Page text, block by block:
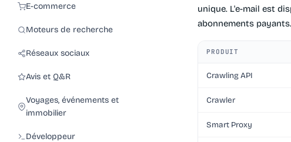
E-commerce
Moteurs de recherche
Réseaux sociaux
Avis et Q&R
Voyages, événements et
immobilier
Développeur
unique. L'e-mail est
abonnements payants.
PRODUIT
Crawling API
Crawler
Smart Proxy